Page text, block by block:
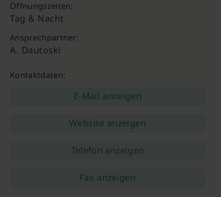
Öffnungszeiten:
Tag & Nacht
Ansprechpartner:
A. Dautoski
Kontaktdaten:
E-Mail anzeigen
Website anzeigen
Telefon anzeigen
Fax anzeigen